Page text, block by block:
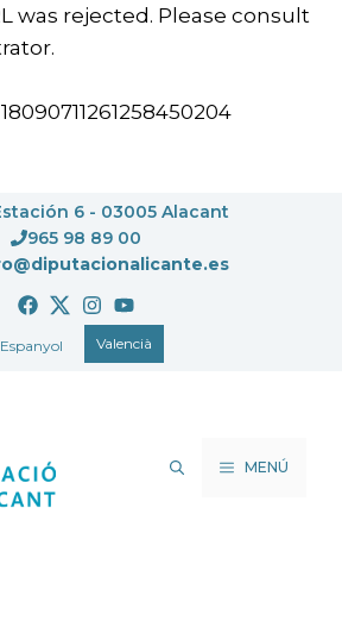
was rejected. Please consult
6 - 03005 Alacant
965 98 89 00
Espanyol Valencià
MENÚ